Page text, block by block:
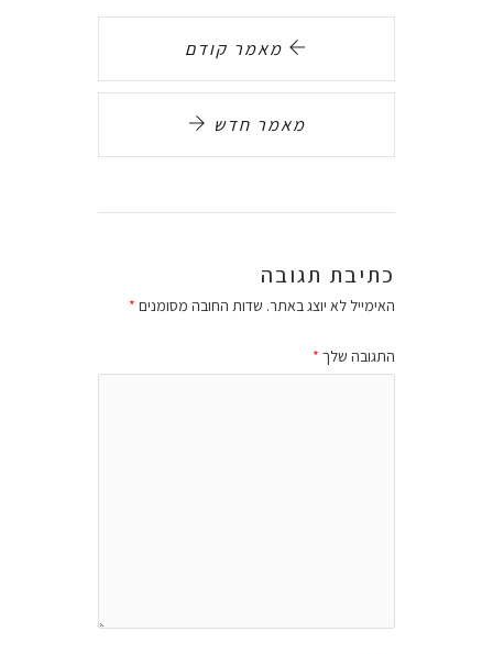
מאמר קודם
מאמר חדש
כתיבת תגובה
האימייל לא יוצג באתר. שדות החובה מסומנים *
התגובה שלך *